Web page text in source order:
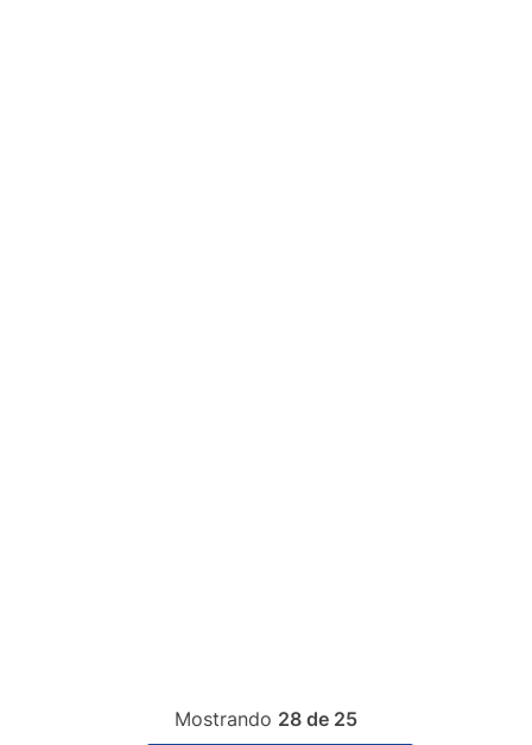
Mostrando 28 de 25